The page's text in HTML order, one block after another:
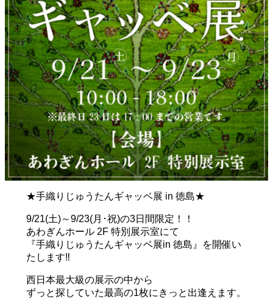
★手織りじゅうたんギャッベ展 in 徳島★
9/21(土)～9/23(月･祝)の3日間限定！！
あわぎんホール 2F 特別展示室にて
『手織りじゅうたんギャッベ展in 徳島』を開催い
たします‼️
西日本最大級の展示の中から
ずっと探していた最高の1枚にきっと出逢えます。